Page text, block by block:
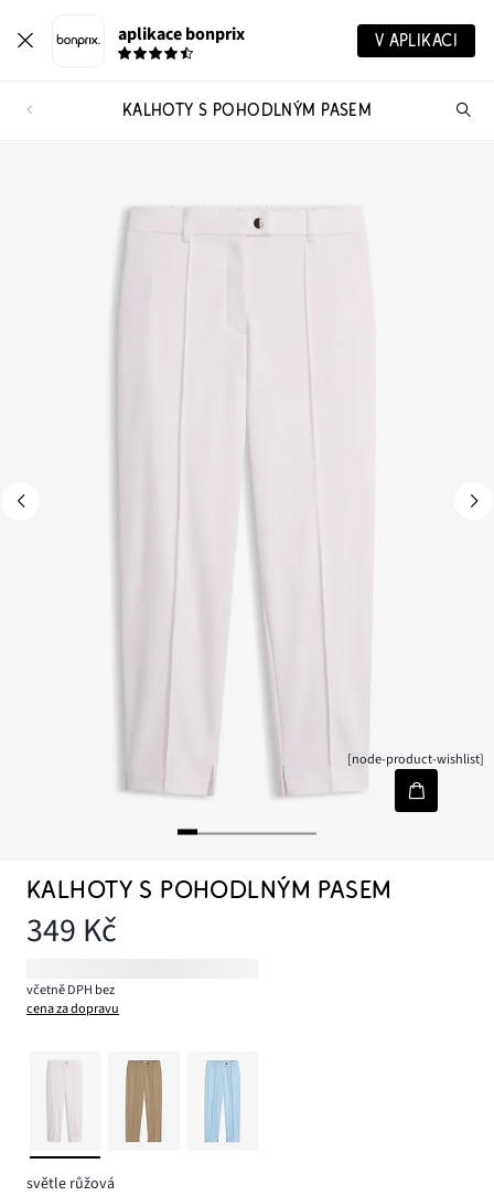
aplikace bonprix V APLIKACI
KALHOTY S POHODLNÝM PASEM
[node-product-wishlist]
KALHOTY S POHODLNÝM PASEM
349 Kč
včetně DPH bez
cena za dopravu
světle růžová